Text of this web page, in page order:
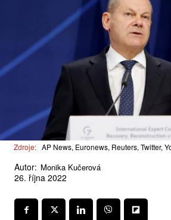
Zdroje: AP News, Euronews, Reuters, Twitter,
Autor: Monika Kučerová
26. října 2022